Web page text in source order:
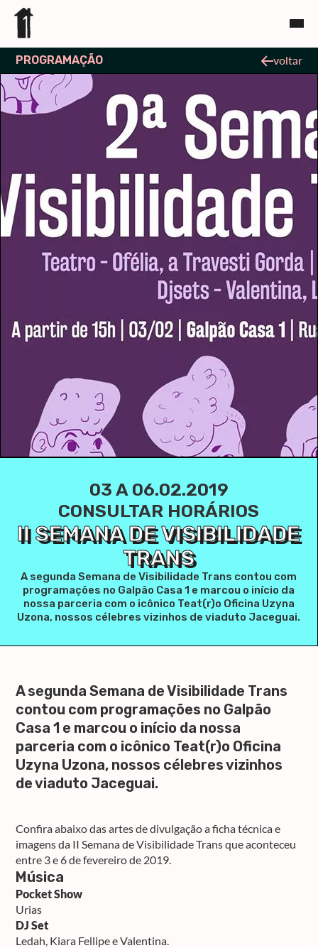
PROGRAMAÇÃO voltar
03 A 06.02.2019
CONSULTAR HORÁRIOS
II SEMANA DE VISIBILIDADE
TRANS
A segunda Semana de Visibilidade Trans contou com
programações no Galpão Casa 1 e marcou o início da
nossa parceria com o icônico Teat(r)o Oficina Uzyna
Uzona, nossos célebres vizinhos de viaduto Jaceguai.
A segunda Semana de Visibilidade Trans
contou com programações no Galpão
Casa 1 e marcou o início da nossa
parceria com o icônico Teat(r)o Oficina
Uzyna Uzona, nossos célebres vizinhos
de viaduto Jaceguai.
Confira abaixo das artes de divulgação a ficha técnica e
imagens da II Semana de Visibilidade Trans que aconteceu
entre 3 e 6 de fevereiro de 2019.
Música
Pocket Show
Urias
DJ Set
Ledah, Kiara Fellipe e Valentina.